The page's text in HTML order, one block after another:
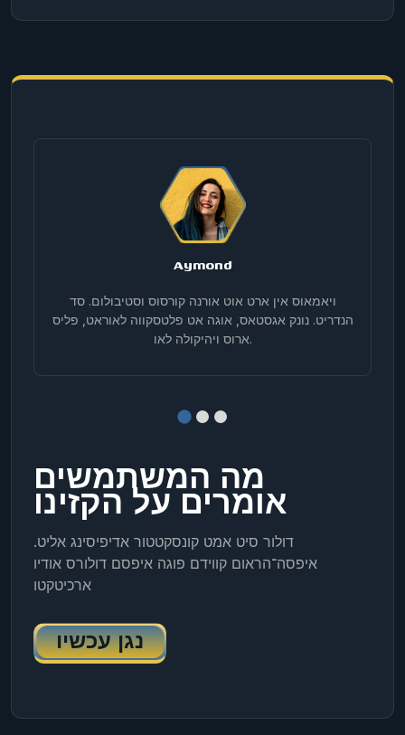
Aymond
ויאמאוס אין ארט אוט אורנה קורסוס וסטיבולום. סד
הנדריט. נונק אגסטאס, אוגה אט פלטסקווה לאוראט, פליס
ארוס ויהיקולה לאו.
מה המשתמשים
אומרים על הקזינו
דולור סיט אמט קונסקטטור אדיפיסינג אליט.
איפסה־הראום קווידם פוגה איפסם דולורס אודיו
ארכיטקטו
נגן עכשיו